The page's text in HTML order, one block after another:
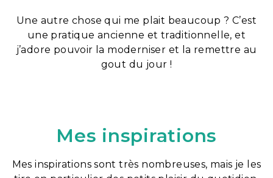
Une autre chose qui me plait beaucoup ? C’est
une pratique ancienne et traditionnelle, et
j’adore pouvoir la moderniser et la remettre au
gout du jour !
Mes inspirations
Mes inspirations sont très nombreuses, mais je les